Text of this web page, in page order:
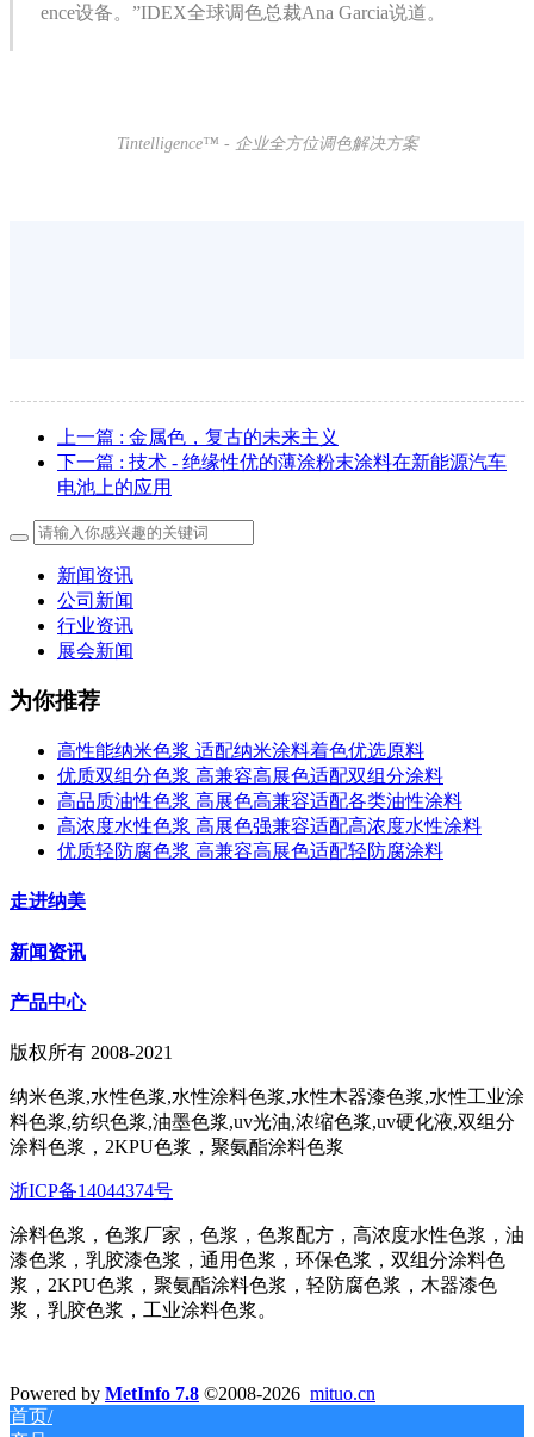
ence设备。”IDEX全球调色总裁Ana Garcia说道。
Tintelligence™ - 企业全方位调色解决方案
上一篇 : 金属色，复古的未来主义
下一篇 : 技术 - 绝缘性优的薄涂粉末涂料在新能源汽车
电池上的应用
新闻资讯
公司新闻
行业资讯
展会新闻
为你推荐
高性能纳米色浆 适配纳米涂料着色优选原料
优质双组分色浆 高兼容高展色适配双组分涂料
高品质油性色浆 高展色高兼容适配各类油性涂料
高浓度水性色浆 高展色强兼容适配高浓度水性涂料
优质轻防腐色浆 高兼容高展色适配轻防腐涂料
走进纳美
新闻资讯
产品中心
版权所有 2008-2021
纳米色浆,水性色浆,水性涂料色浆,水性木器漆色浆,水性工业涂
料色浆,纺织色浆,油墨色浆,uv光油,浓缩色浆,uv硬化液,双组分
涂料色浆，2KPU色浆，聚氨酯涂料色浆
浙ICP备14044374号
涂料色浆，色浆厂家，色浆，色浆配方，高浓度水性色浆，油
漆色浆，乳胶漆色浆，通用色浆，环保色浆，双组分涂料色
浆，2KPU色浆，聚氨酯涂料色浆，轻防腐色浆，木器漆色
浆，乳胶色浆，工业涂料色浆。
Powered by MetInfo 7.8 ©2008-2026 mituo.cn
首页/